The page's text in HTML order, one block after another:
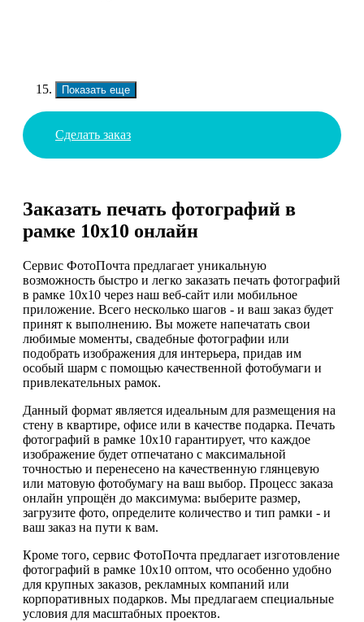
Показать еще
Сделать заказ
Заказать печать фотографий в
рамке 10х10 онлайн
Сервис ФотоПочта предлагает уникальную
возможность быстро и легко заказать печать фотографий
в рамке 10х10 через наш веб-сайт или мобильное
приложение. Всего несколько шагов - и ваш заказ будет
принят к выполнению. Вы можете напечатать свои
любимые моменты, свадебные фотографии или
подобрать изображения для интерьера, придав им
особый шарм с помощью качественной фотобумаги и
привлекательных рамок.
Данный формат является идеальным для размещения на
стену в квартире, офисе или в качестве подарка. Печать
фотографий в рамке 10х10 гарантирует, что каждое
изображение будет отпечатано с максимальной
точностью и перенесено на качественную глянцевую
или матовую фотобумагу на ваш выбор. Процесс заказа
онлайн упрощён до максимума: выберите размер,
загрузите фото, определите количество и тип рамки - и
ваш заказ на пути к вам.
Кроме того, сервис ФотоПочта предлагает изготовление
фотографий в рамке 10х10 оптом, что особенно удобно
для крупных заказов, рекламных компаний или
корпоративных подарков. Мы предлагаем специальные
условия для масштабных проектов.